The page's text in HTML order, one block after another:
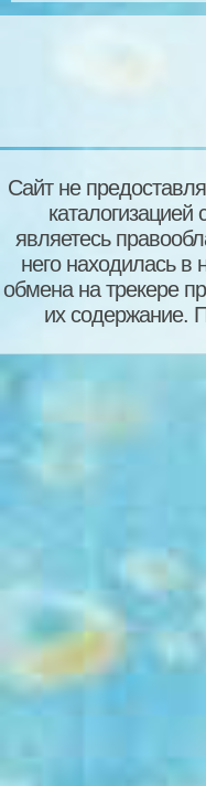
Сайт не
являетесь
него находилась
обмена на трекере
их содержание.